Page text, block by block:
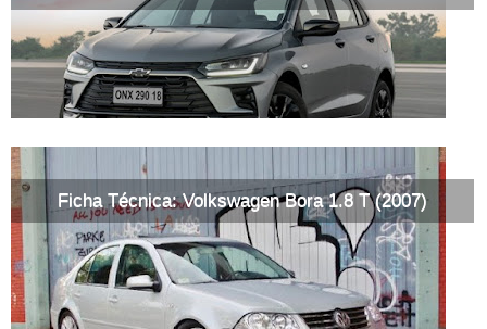
Ficha Técnica: Volkswagen Bora 1.8 T (2007)